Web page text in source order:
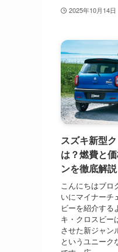
2025年10月14日
スズキ新型
は？燃費と
ンを徹底解説
こんにちはブロ
いにマイナーチ
ビーを紹介する
キ・クロスビー
させた新ジャン
というユニーク